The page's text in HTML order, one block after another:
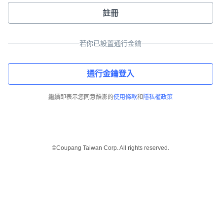
註冊
若你已設置通行金鑰
通行金鑰登入
繼續即表示您同意酷澎的使用條款和 隱私權政策
©Coupang Taiwan Corp. All rights reserved.